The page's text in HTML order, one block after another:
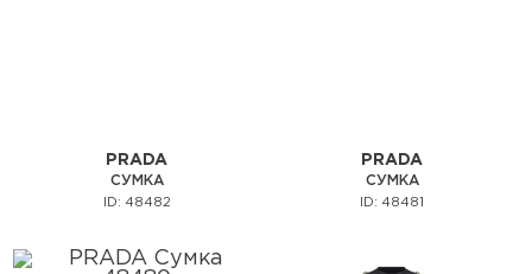
PRADA
СУМКА
ID: 48482
PRADA
СУМКА
ID: 48481